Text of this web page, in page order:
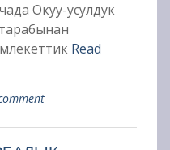
Окуу-усулдук
Read